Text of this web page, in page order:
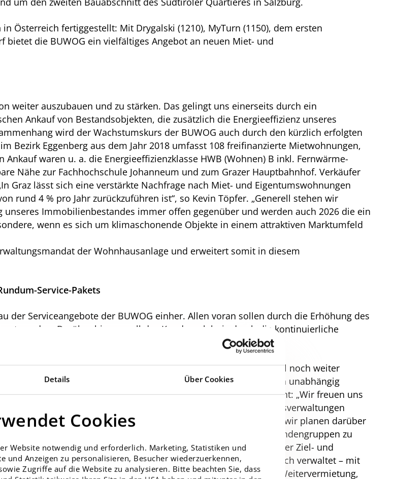
Details Über Cookies
Cookies
Website notwendig und erforderlich. Marketing, Statistiken und
und Anzeigen zu personalisieren, Besucher wiederzuerkennen,
Zugriffe auf die Website zu analysieren. Bitte beachten Sie, dass
Österreich fertiggestellt: Mit Drygalski (1210), MyTurn (1150), dem ersten
die BUWOG ein vielfältiges Angebot an neuen Miet- und
weiter auszubauen und zu stärken. Das gelingt uns einerseits durch ein
Ankauf von Bestandsobjekten, die zusätzlich die Energieeffizienz unseres
wird der Wachstumskurs der BUWOG auch durch den kürzlich erfolgten
Bezirk Eggenberg aus dem Jahr 2018 umfasst 108 freifinanzierte Mietwohnungen,
waren u. a. die Energieeffizienzklasse HWB (Wohnen) B inkl. Fernwärme-
Nähe zur Fachhochschule Johanneum und zum Grazer Hauptbahnhof. Verkäufer
Graz lässt sich eine verstärkte Nachfrage nach Miet- und Eigentumswohnungen
rund 4 % pro Jahr zurückzuführen ist“, so Kevin Töpfer. „Generell stehen wir
Immobilienbestandes immer offen gegenüber und werden auch 2026 die ein
wenn es sich um klimaschonende Objekte in einem attraktiven Marktumfeld
der Wohnhausanlage und erweitert somit in diesem
Service-Pakets
der Serviceangebote der BUWOG einher. Allen voran sollen durch die Erhöhung des
werden. Darüber hinaus soll das Kundenerlebnis durch die kontinuierliche
werden.
Investor:innen und Privateigentümer:innen richtet, soll noch weiter
„Verwalterei“, „Maklerei“ und „Handwerkerei“ können nun auch unabhängig
noch flexibleren Service ermöglicht, wie Kevin Töpfer betont: „Wir freuen uns
und Mieter:innen und sogar für externe Hausverwaltungen
Kund:innen vom Know-how und der Expertise der BUWOG und wir planen darüber
und damit den vollumfänglichen Zugang für alle Kundengruppen zu
optimal ab und ermöglicht eine zusätzliche Erschließung neuer Ziel- und
ein Zinshaus oder ein ganzes Portfolio besitzt und vielleicht auch verwaltet – mit
eingehen. Dabei wickeln wir vom Ankauf, über die Weitervermietung,